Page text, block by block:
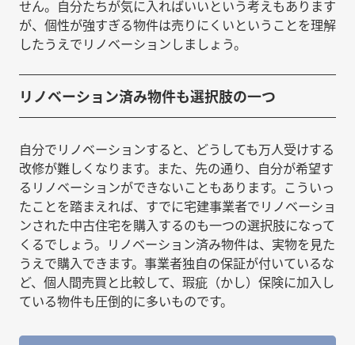
せん。自分たちが気に入ればいいという考えもあります
が、個性が強すぎる物件は売りにくいということを理解
したうえでリノベーションしましょう。
リノベーション済み物件も選択肢の一つ
自分でリノベーションすると、どうしても万人受けする
改修が難しくなります。また、先の通り、自分が希望す
るリノベーションができないこともあります。こういっ
たことを踏まえれば、すでに宅建事業者でリノベーショ
ンされた中古住宅を購入するのも一つの選択肢になって
くるでしょう。リノベーション済み物件は、実物を見た
うえで購入できます。事業者独自の保証が付いているな
ど、個人間売買と比較して、瑕疵（かし）保険に加入し
ている物件も圧倒的に多いものです。